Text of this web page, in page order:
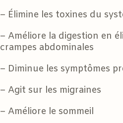
– Élimine les toxines du
– Améliore la digestion en
crampes abdominales
– Diminue les symptômes
– Agit sur les migraines
– Améliore le sommeil